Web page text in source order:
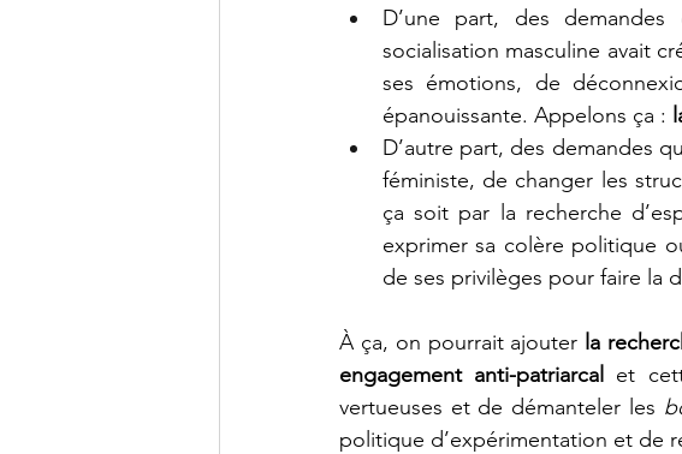
D’une part, des
socialisation masculine avait
ses émotions, de
épanouissante. Appelons ça :
D’autre part, des demandes
féministe, de changer les
ça soit par la recherche
exprimer sa colère politique
de ses privilèges pour faire la
À ça, on pourrait ajouter la
engagement anti-patriarcal
et
vertueuses et de démanteler les
politique d’expérimentation et de